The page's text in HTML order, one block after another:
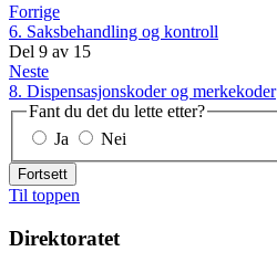
Forrige
6. Saksbehandling og kontroll
Del 9 av 15
Neste
8. Dispensasjonskoder og merkekoder
Fant du det du lette etter?
Ja
Nei
Fortsett
Til toppen
Direktoratet